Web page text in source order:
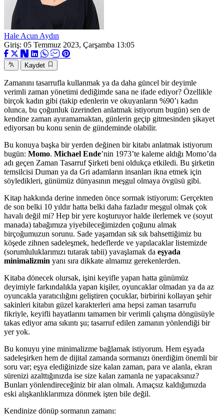
Hale Acun Aydın
Giriş: 05 Temmuz 2023, Çarşamba 13:05
Kaydet
Zamanını tasarrufla kullanmak ya da daha güncel bir deyimle
verimli zaman yönetimi dediğimde sana ne ifade ediyor? Özellikle
birçok kadın gibi (takip edenlerin ve okuyanların %90’ı kadın
olunca, bu çoğunluk üzerinden anlatmak istiyorum bugün) sen de
kendine zaman ayıramamaktan, günlerin geçip gitmesinden şikayet
ediyorsan bu konu senin de gündeminde olabilir.
Bu konuya başka bir yerden değinen bir kitabı anlatmak istiyorum
bugün: Momo. Michael Ende’nin 1973’te kaleme aldığı Momo’da
adı geçen Zaman Tasarruf Şirketi beni oldukça etkiledi. Bu şirketin
temsilcisi Duman ya da Gri adamların insanları ikna etmek için
söyledikleri, günümüz dünyasının meşgul olmaya övgüsü gibi.
Kitap hakkında derine inmeden önce sormak istiyorum: Gerçekten
de son belki 10 yıldır hatta belki daha fazladır meşgul olmak çok
havalı değil mi? Hep bir yere koşturuyor halde ilerlemek ve (soyut
manada) tabağımıza yiyebileceğimizden çoğunu almak
birçoğumuzun sorunu. Sade yaşamdan sık sık bahsettiğimiz bu
köşede zihnen sadeleşmek, hedeflerde ve yapılacaklar listemizde
(sorumluluklarımızı tutarak tabii) yavaşlamak da eşyada
minimalizmin yanı sıra dikkate almamız gerekenlerden.
Kitaba dönecek olursak, işini keyifle yapan hatta günümüz
deyimiyle farkındalıkla yapan kişiler, oyuncaklar olmadan ya da az
oyuncakla yaratıcılığını geliştiren çocuklar, birbirini kollayan şehir
sakinleri kitabın güzel karakterleri ama hepsi zaman tasarrufu
fikriyle, keyifli hayatlarını tamamen bir verimli çalışma döngüsüyle
takas ediyor ama sıkıntı şu; tasarruf edilen zamanın yönlendiği bir
yer yok.
Bu konuyu yine minimalizme bağlamak istiyorum. Hem eşyada
sadeleşirken hem de dijital zamanda sormanızı önerdiğim önemli bir
soru var; eşya elediğinizde size kalan zaman, para ve alanla, ekran
sürenizi azalttığınızda ise size kalan zamanla ne yapacaksınız?
Bunları yönlendireceğiniz bir alan olmalı. Amaçsız kaldığımızda
eski alışkanlıklarımıza dönmek işten bile değil.
Kendinize dönüp sormanın zamanı: